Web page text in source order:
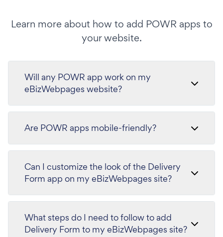
Learn more about how to add POWR apps to
your website.
Will any POWR app work on my
eBizWebpages website?
Are POWR apps mobile-friendly?
Can I customize the look of the Delivery
Form app on my eBizWebpages site?
What steps do I need to follow to add
Delivery Form to my eBizWebpages site?